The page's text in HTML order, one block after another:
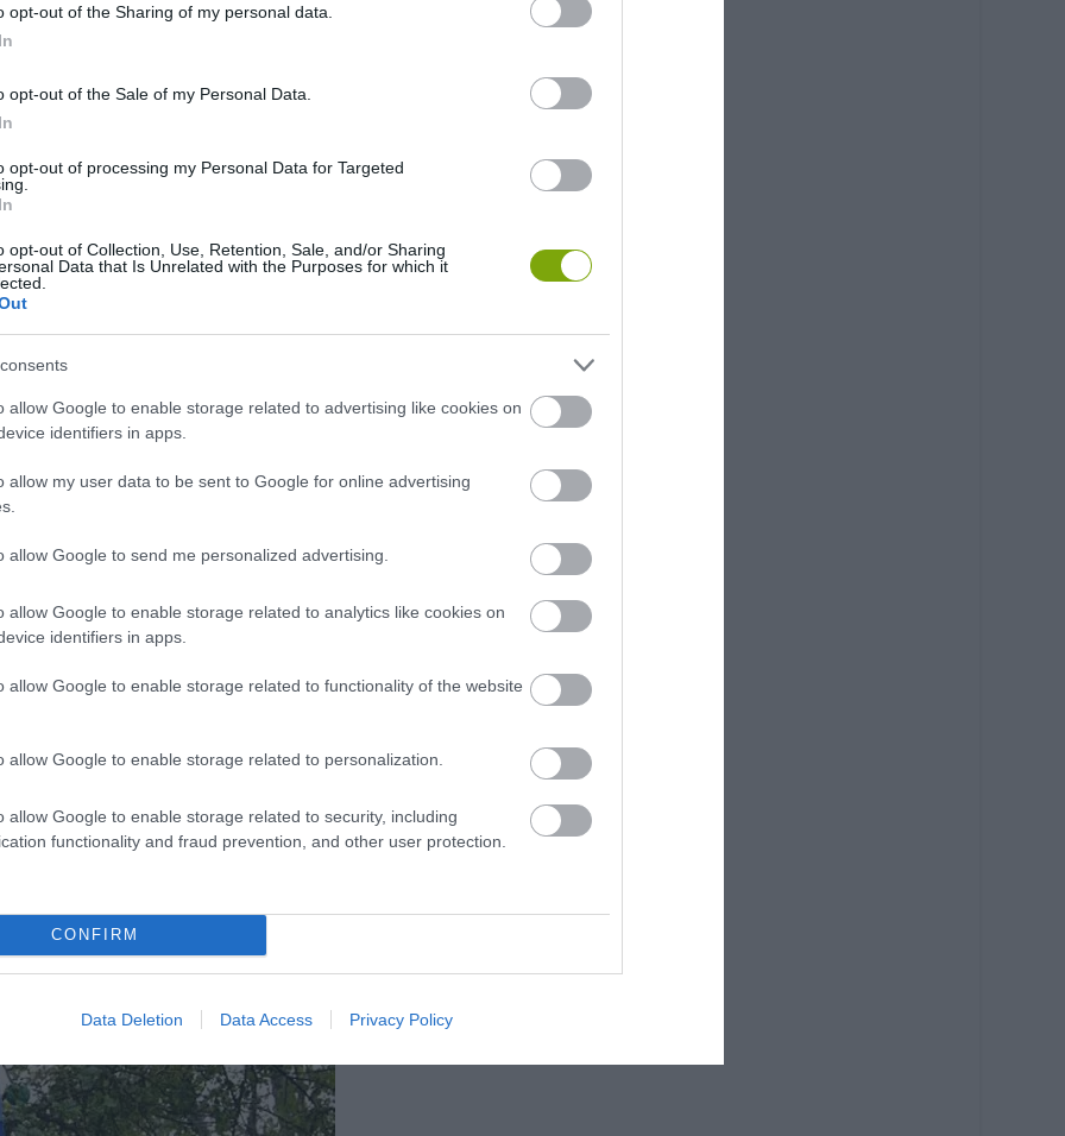
opt-out of the Sharing of my personal data.
opt-out of the Sale of my Personal Data.
opt-out of processing my Personal Data for Targeted
opt-out of Collection, Use, Retention, Sale, and/or Sharing
Data that Is Unrelated with the Purposes for which it
allow Google to enable storage related to advertising like cookies on
identifiers in apps.
allow my user data to be sent to Google for online advertising
allow Google to send me personalized advertising.
allow Google to enable storage related to analytics like cookies on
identifiers in apps.
allow Google to enable storage related to functionality of the website
allow Google to enable storage related to personalization.
allow Google to enable storage related to security, including
functionality and fraud prevention, and other user protection.
CONFIRM
Data Deletion Data Access Privacy Policy
ruha a fáknak. Őrületesen jó!
gyönyörű tulipáncsokor az ebédlőasztalra.5.
mécsestartó lesz belőlük.
minden nap jókedvet varázsol a konyhába.7.
A virágos változatot a verandára ajánljuk.
is készülhet.13. Tündéri zokni a padló és a
elrabolták a szívünket.
takaró „pávatollakból”.
nadrágjába.20. Kisbabás lakásokba ilyen
Őrületesen jó!